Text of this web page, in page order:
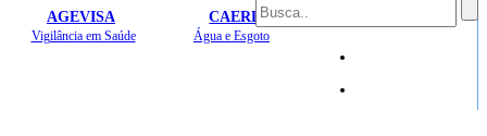
AGEVISA
Vigilância em Saúde
CAERD
Água e Esgoto
Mapa do Site